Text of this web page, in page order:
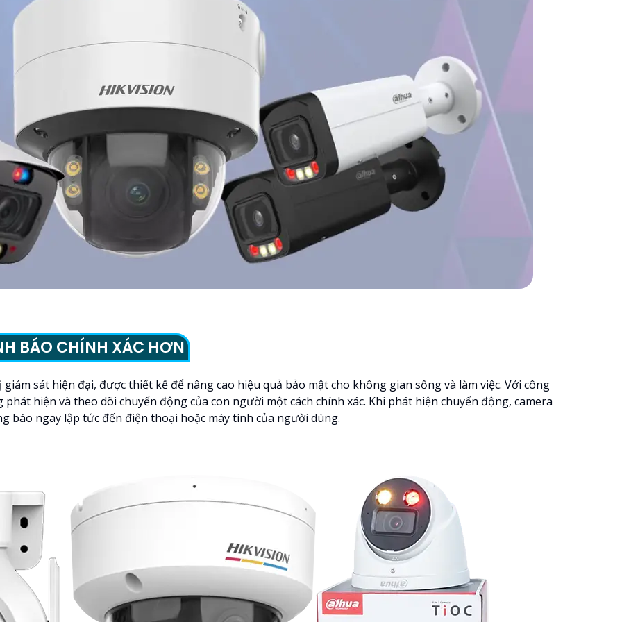
BÁO CHÍNH XÁC HƠN
sát hiện đại, được thiết kế để nâng cao hiệu quả bảo mật cho không gian sống và làm việc. Với công
hiện và theo dõi chuyển động của con người một cách chính xác. Khi phát hiện chuyển động, camera
báo ngay lập tức đến điện thoại hoặc máy tính của người dùng.